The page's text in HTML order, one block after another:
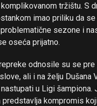
komplikovanom tržištu. S
imao priliku da
sezone i
oseća prijatno.
odnosile su se pre
ali i na želju Dušana
u Ligi šampiona.
predstavlja kompromis